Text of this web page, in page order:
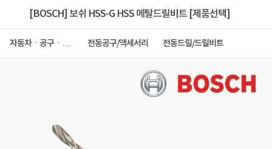
[BOSCH] 보쉬 HSS-G HSS 메탈드릴비트 [제품선택]
자동차ㆍ공구ㆍ안
전동공구/액세서리 전동드릴/드릴비트